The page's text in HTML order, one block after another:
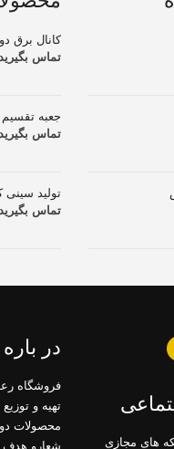
کانال برق
تماس
جعبه تقسیم
تماس
تولید سینی
تماس
در باره
تهیه و
محصولات
شعارو
های مجازی